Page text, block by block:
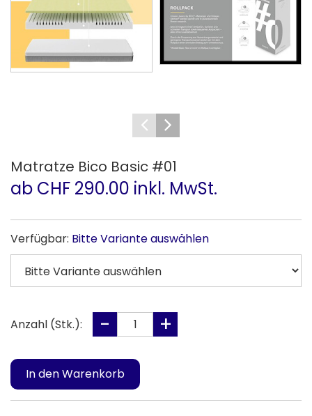
Matratze Bico Basic #01
ab CHF 290.00 inkl. MwSt.
Verfügbar: Bitte Variante auswählen
Anzahl (Stk.):